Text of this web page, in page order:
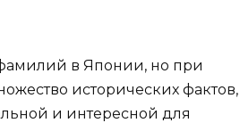
в Японии, но при
исторических фактов,
и интересной для